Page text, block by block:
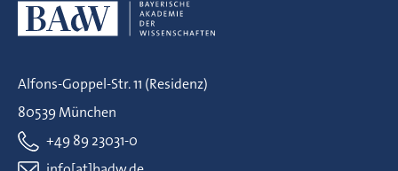
Alfons-Goppel-Str. 11 (Residenz)
80539 München
+49 89 23031-0